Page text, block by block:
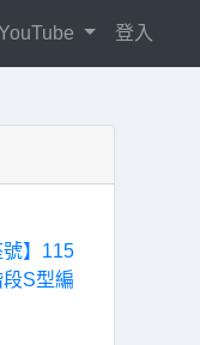
登入
號】115
S型編